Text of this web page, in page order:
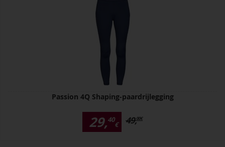
Passion 4Q Shaping-paardrijlegging
29,40
€ 49,00€